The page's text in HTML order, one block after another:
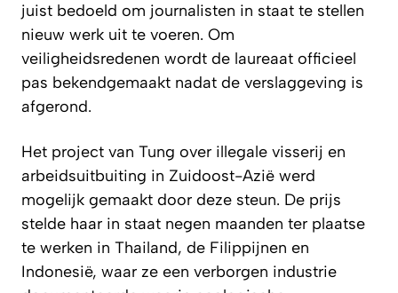
juist bedoeld om journalisten in staat te stellen
nieuw werk uit te voeren. Om
veiligheidsredenen wordt de laureaat officieel
pas bekendgemaakt nadat de verslaggeving is
afgerond.
Het project van Tung over illegale visserij en
arbeidsuitbuiting in Zuidoost-Azië werd
mogelijk gemaakt door deze steun. De prijs
stelde haar in staat negen maanden ter plaatse
te werken in Thailand, de Filippijnen en
Indonesië, waar ze een verborgen industrie